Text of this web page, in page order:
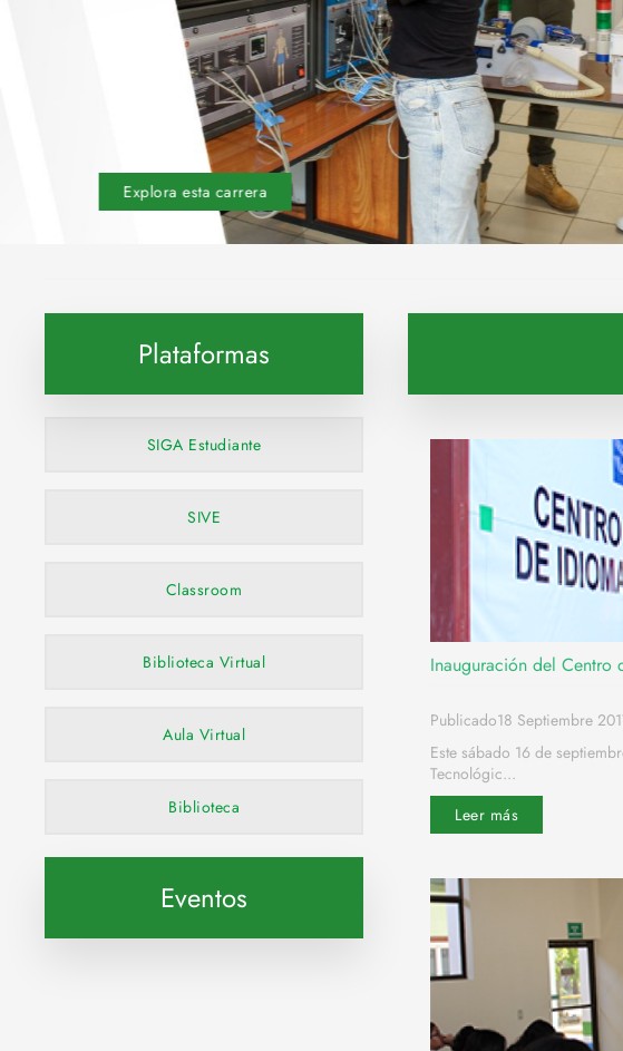
Explora esta carrera
Plataformas
SIGA Estudiante
SIVE
Classroom
Biblioteca Virtual
Aula Virtual
Biblioteca
Eventos
Inauguración del Centro
Publicado18 Septiembre
Este sábado 16 de
Tecnológic...
Leer más